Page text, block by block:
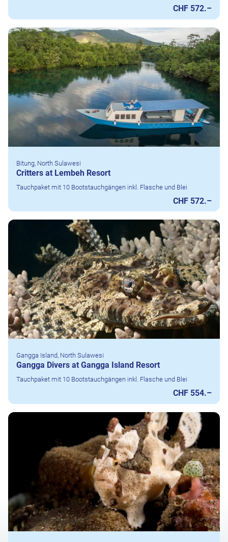
CHF 572.–
Bitung, North Sulawesi
Critters at Lembeh Resort
Tauchpaket mit 10 Bootstauchgängen inkl. Flasche und Blei
CHF 572.–
Gangga Island, North Sulawesi
Gangga Divers at Gangga Island Resort
Tauchpaket mit 10 Bootstauchgängen inkl. Flasche und Blei
CHF 554.–